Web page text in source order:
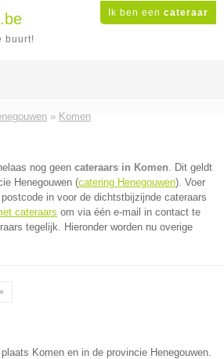
Ik ben een cateraar
buurt!
» Komen
nog geen cateraars in Komen. Dit geldt
Henegouwen (catering Henegouwen). Voer
in voor de dichtstbijzijnde cateraars
cateraars om via één e-mail in contact te
tegelijk. Hieronder worden nu overige
Komen en in de provincie Henegouwen.